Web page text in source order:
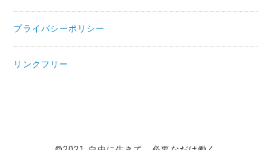
プライバシーポリシー
リンクフリー